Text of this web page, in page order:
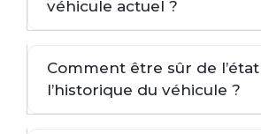
véhicule actuel ?
Comment être sûr de
l’historique du véhicule ?